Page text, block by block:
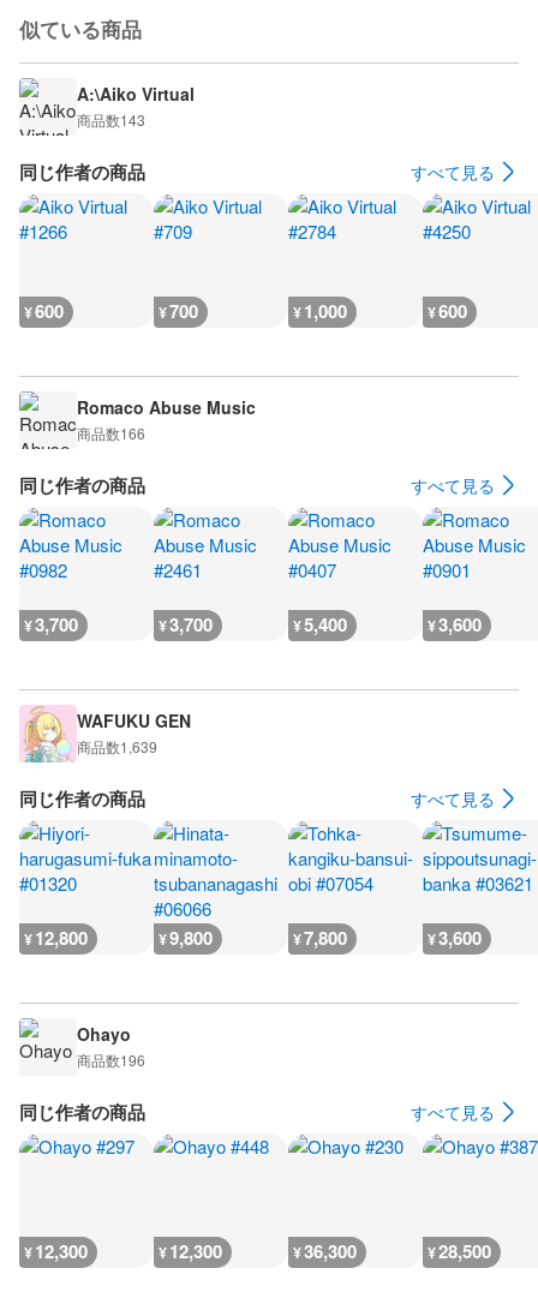
似ている商品
A:\Aiko Virtual
商品数143
同じ作者の商品 すべて見る
¥600 ¥700 ¥1,000 ¥600
Romaco Abuse Music
商品数166
同じ作者の商品 すべて見る
¥3,700 ¥3,700 ¥5,400 ¥3,600
WAFUKU GEN
商品数1,639
同じ作者の商品 すべて見る
¥12,800 ¥9,800 ¥7,800 ¥3,600
Ohayo
商品数196
同じ作者の商品 すべて見る
¥12,300 ¥12,300 ¥36,300 ¥28,500